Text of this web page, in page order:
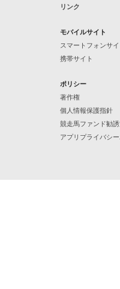
リンク
モバイルサイト
スマートフォンサイ
携帯サイト
ポリシー
著作権
個人情報保護指針
競走馬ファンド勧
アプリプライバシ